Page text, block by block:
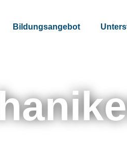
Bildungsangebot